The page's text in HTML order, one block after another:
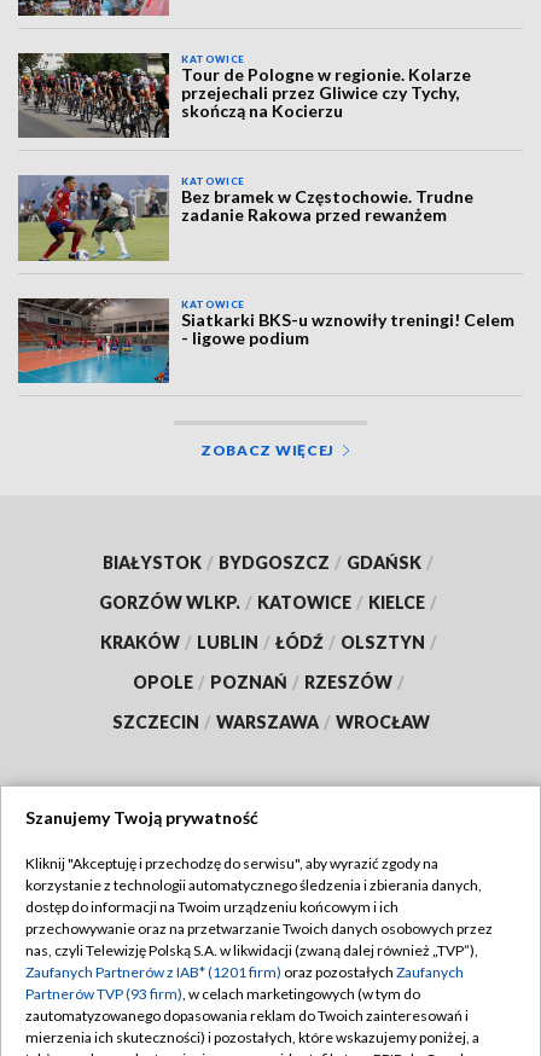
KATOWICE
Tour de Pologne w regionie. Kolarze
przejechali przez Gliwice czy Tychy,
skończą na Kocierzu
KATOWICE
Bez bramek w Częstochowie. Trudne
zadanie Rakowa przed rewanżem
KATOWICE
Siatkarki BKS-u wznowiły treningi! Celem
- ligowe podium
ZOBACZ WIĘCEJ
BIAŁYSTOK / BYDGOSZCZ / GDAŃSK /
GORZÓW WLKP. / KATOWICE / KIELCE /
KRAKÓW / LUBLIN / ŁÓDŹ / OLSZTYN /
OPOLE / POZNAŃ / RZESZÓW /
SZCZECIN / WARSZAWA / WROCŁAW
TVP
Abonament TVP
Emisja w TVP
Centrum informacji TVP
Naziemna Telewizja Cyfrowa
Regulamin TVP
Polityka prywatności
Moje zgody
Szanujemy Twoją prywatność
Kliknij "Akceptuję i przechodzę do serwisu", aby wyrazić zgody na
korzystanie z technologii automatycznego śledzenia i zbierania danych,
dostęp do informacji na Twoim urządzeniu końcowym i ich
przechowywanie oraz na przetwarzanie Twoich danych osobowych przez
nas, czyli Telewizję Polską S.A. w likwidacji (zwaną dalej również „TVP”),
Zaufanych Partnerów z IAB* (1201 firm) oraz pozostałych Zaufanych
Partnerów TVP (93 firm), w celach marketingowych (w tym do
zautomatyzowanego dopasowania reklam do Twoich zainteresowań i
mierzenia ich skuteczności) i pozostałych, które wskazujemy poniżej, a